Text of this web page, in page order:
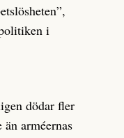
i
dödar fler
arméernas